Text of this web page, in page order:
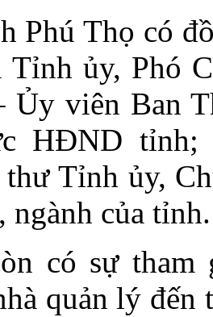
Phú Thọ có
Tỉnh ủy, Phó
Ủy viên Ban
HĐND
Tỉnh ủy,
ngành của tỉnh.
có sự tham
quản lý